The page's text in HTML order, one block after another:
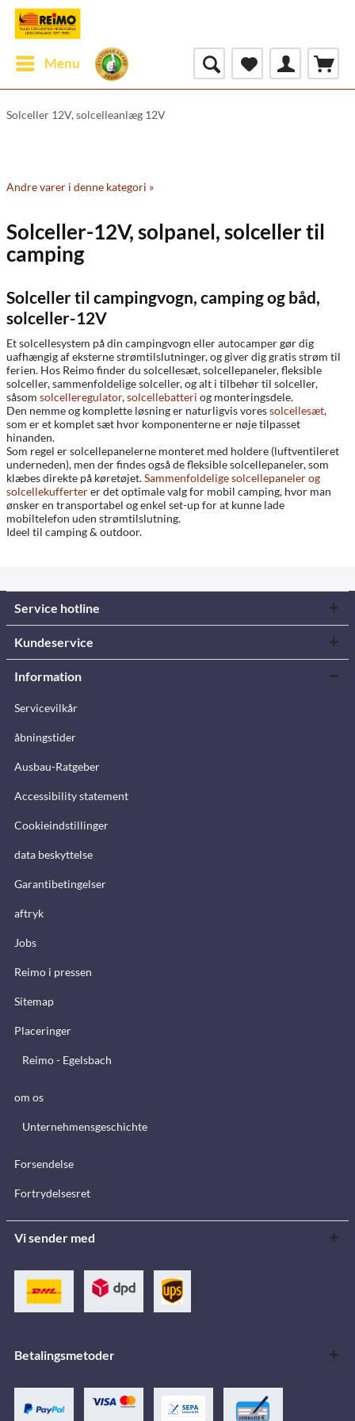
Menu
Solceller 12V, solcelleanlæg 12V
Andre varer i denne kategori »
Solceller-12V, solpanel, solceller til
camping
Solceller til campingvogn, camping og båd,
solceller-12V
Et solcellesystem på din campingvogn eller autocamper gør dig
uafhængig af eksterne strømtilslutninger, og giver dig gratis strøm til
ferien. Hos Reimo finder du solcellesæt, solcellepaneler, fleksible
solceller, sammenfoldelige solceller, og alt i tilbehør til solceller,
såsom solcelleregulator,solcellebatteri og monteringsdele.
Den nemme og komplette løsning er naturligvis voressolcellesæt,
som er et komplet sæt hvor komponenterne er nøje tilpasset
hinanden.
Som regel er solcellepanelerne monteret med holdere (luftventileret
underneden), men der findes også de fleksible solcellepaneler, som
klæbes direkte på køretøjet.Sammenfoldelige solcellepaneler og
solcellekufferterer det optimale valg for mobil camping, hvor man
ønsker en transportabel og enkel set-up for at kunne lade
mobiltelefon uden strømtilslutning.
Ideel til camping & outdoor.
Service hotline
Kundeservice
Information
Servicevilkår
åbningstider
Ausbau-Ratgeber
Accessibility statement
Cookieindstillinger
data beskyttelse
Garantibetingelser
aftryk
Jobs
Reimo i pressen
Sitemap
Placeringer
Reimo - Egelsbach
om os
Unternehmensgeschichte
Forsendelse
Fortrydelsesret
Vi sender med
Betalingsmetoder